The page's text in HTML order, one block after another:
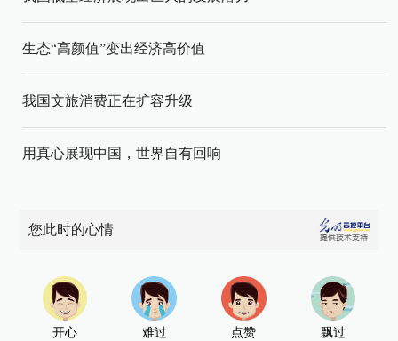
生态“高颜值”变出经济高价值
我国文旅消费正在扩容升级
用真心展现中国，世界自有回响
您此时的心情
开心 难过 点赞 飘过